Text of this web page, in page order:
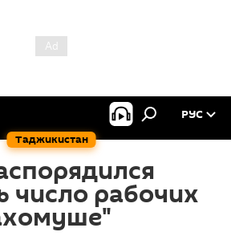
Таджикистан
РУС
число рабочих